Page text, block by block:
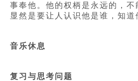
事奉他。他的权柄是永远的，
显然是要让人认识他是谁，知
音乐休息
复习与思考问题